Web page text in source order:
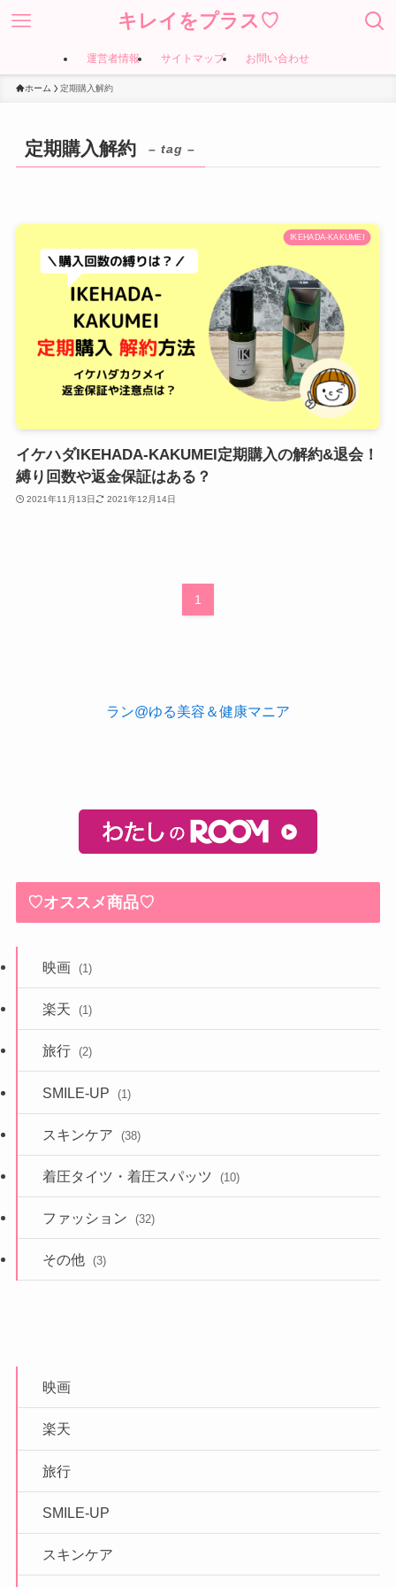
キレイをプラス♡
運営者情報 サイトマップ お問い合わせ
ホーム 定期購入解約
定期購入解約 – tag –
IKEHADA-KAKUMEI
イケハダIKEHADA-KAKUMEI定期購入の解約&退会！
縛り回数や返金保証はある？
2021年11月13日 2021年12月14日
1
ラン@ゆる美容＆健康マニア
♡オススメ商品♡
映画 (1)
楽天 (1)
旅行 (2)
SMILE-UP (1)
スキンケア (38)
着圧タイツ・着圧スパッツ (10)
ファッション (32)
その他 (3)
映画
楽天
旅行
SMILE-UP
スキンケア